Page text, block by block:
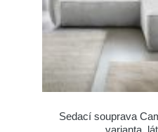
Sedací souprava
varianta,